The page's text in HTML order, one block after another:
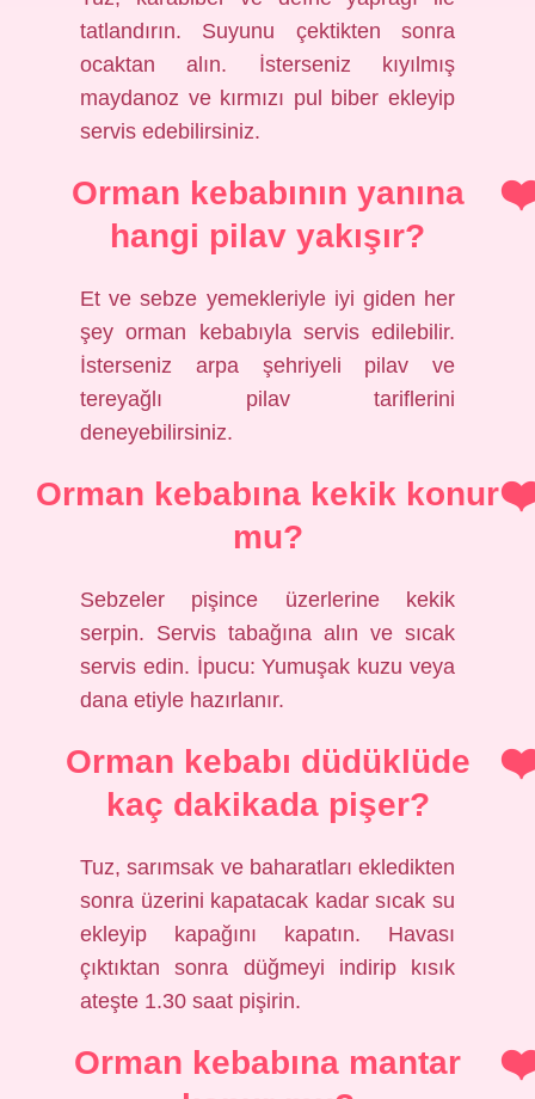
tatlandırın. Suyunu çektikten sonra
ocaktan alın. İsterseniz kıyılmış
maydanoz ve kırmızı pul biber ekleyip
servis edebilirsiniz.
Orman kebabının yanına
hangi pilav yakışır?
Et ve sebze yemekleriyle iyi giden her
şey orman kebabıyla servis edilebilir.
İsterseniz arpa şehriyeli pilav ve
tereyağlı pilav tariflerini
deneyebilirsiniz.
Orman kebabına kekik konur
mu?
Sebzeler pişince üzerlerine kekik
serpin. Servis tabağına alın ve sıcak
servis edin. İpucu: Yumuşak kuzu veya
dana etiyle hazırlanır.
Orman kebabı düdüklüde
kaç dakikada pişer?
Tuz, sarımsak ve baharatları ekledikten
sonra üzerini kapatacak kadar sıcak su
ekleyip kapağını kapatın. Havası
çıktıktan sonra düğmeyi indirip kısık
ateşte 1.30 saat pişirin.
Orman kebabına mantar